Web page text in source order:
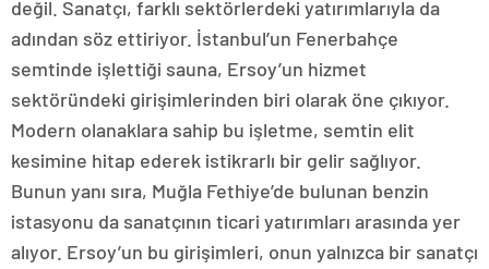
değil. Sanatçı, farklı sektörlerdeki yatırımlarıyla da
adından söz ettiriyor. İstanbul’un Fenerbahçe
semtinde işlettiği sauna, Ersoy’un hizmet
sektöründeki girişimlerinden biri olarak öne çıkıyor.
Modern olanaklara sahip bu işletme, semtin elit
kesimine hitap ederek istikrarlı bir gelir sağlıyor.
Bunun yanı sıra, Muğla Fethiye’de bulunan benzin
istasyonu da sanatçının ticari yatırımları arasında yer
alıyor. Ersoy’un bu girişimleri, onun yalnızca bir sanatçı